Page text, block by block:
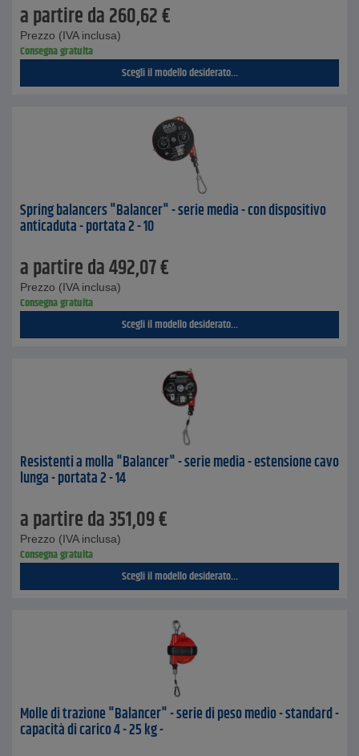
a partire da260,62€
Prezzo (IVA inclusa)
Consegna gratuita
Scegli il modello desiderato...
Spring balancers "Balancer" - serie media - con dispositivo
anticaduta - portata 2 - 10
a partire da492,07€
Prezzo (IVA inclusa)
Consegna gratuita
Scegli il modello desiderato...
Resistenti a molla "Balancer" - serie media - estensione cavo
lunga - portata 2 - 14
a partire da351,09€
Prezzo (IVA inclusa)
Consegna gratuita
Scegli il modello desiderato...
Molle di trazione "Balancer" - serie di peso medio - standard -
capacità di carico 4 - 25 kg -